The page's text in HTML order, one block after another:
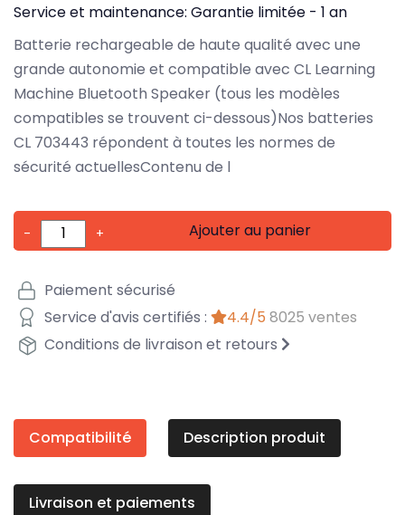
Service et maintenance: Garantie limitée - 1 an
Batterie rechargeable de haute qualité avec une
grande autonomie et compatible avec CL Learning
Machine Bluetooth Speaker (tous les modèles
compatibles se trouvent ci-dessous)Nos batteries
CL 703443 répondent à toutes les normes de
sécurité actuellesContenu de l
- + Ajouter au panier
Paiement sécurisé
Service d'avis certifiés :
4.4/5 8025 ventes
Conditions de livraison et retours
Compatibilité Description produit
Livraison et paiements